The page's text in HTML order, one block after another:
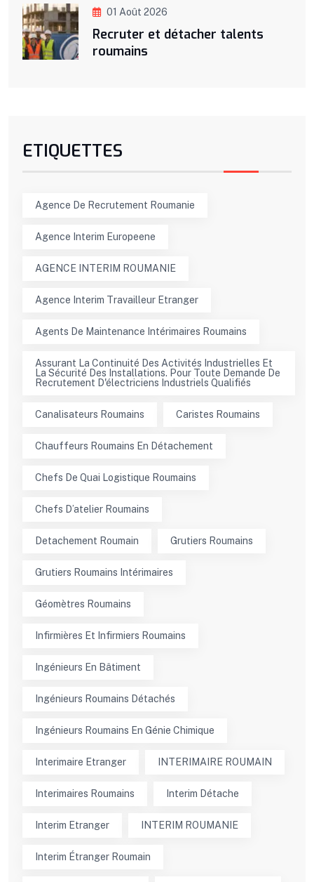
01 Août 2026
Recruter et détacher talents
roumains
ETIQUETTES
Agence De Recrutement Roumanie
Agence Interim Europeene
AGENCE INTERIM ROUMANIE
Agence Interim Travailleur Etranger
Agents De Maintenance Intérimaires Roumains
Assurant La Continuité Des Activités Industrielles Et
La Sécurité Des Installations. Pour Toute Demande De
Recrutement D'électriciens Industriels Qualifiés
Canalisateurs Roumains Caristes Roumains
Chauffeurs Roumains En Détachement
Chefs De Quai Logistique Roumains
Chefs D’atelier Roumains
Detachement Roumain Grutiers Roumains
Grutiers Roumains Intérimaires
Géomètres Roumains
Infirmières Et Infirmiers Roumains
Ingénieurs En Bâtiment
Ingénieurs Roumains Détachés
Ingénieurs Roumains En Génie Chimique
Interimaire Etranger INTERIMAIRE ROUMAIN
Interimaires Roumains Interim Détache
Interim Etranger INTERIM ROUMANIE
Interim Étranger Roumain